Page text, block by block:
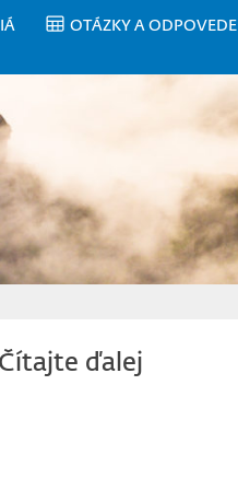
OTÁZKY A ODPOVEDE
ďalej